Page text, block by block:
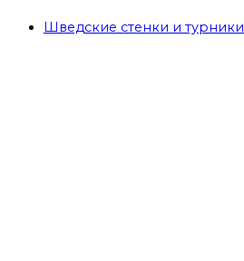
Шведские стенки и турники